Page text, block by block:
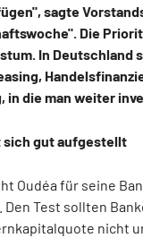
sagte
Die
In Deutschland
in die man weiter
gut aufgestellt
Oudéa für seine
Test sollten
nicht